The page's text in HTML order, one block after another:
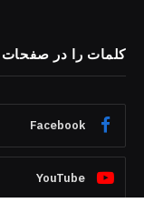
کلمات را در صفحات
Facebook
YouTube